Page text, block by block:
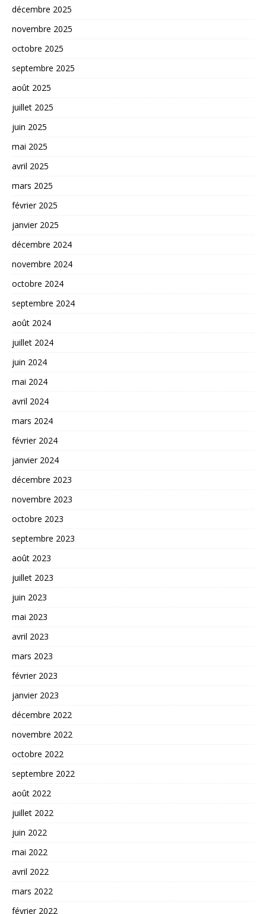
décembre 2025
novembre 2025
octobre 2025
septembre 2025
août 2025
juillet 2025
juin 2025
mai 2025
avril 2025
mars 2025
février 2025
janvier 2025
décembre 2024
novembre 2024
octobre 2024
septembre 2024
août 2024
juillet 2024
juin 2024
mai 2024
avril 2024
mars 2024
février 2024
janvier 2024
décembre 2023
novembre 2023
octobre 2023
septembre 2023
août 2023
juillet 2023
juin 2023
mai 2023
avril 2023
mars 2023
février 2023
janvier 2023
décembre 2022
novembre 2022
octobre 2022
septembre 2022
août 2022
juillet 2022
juin 2022
mai 2022
avril 2022
mars 2022
février 2022